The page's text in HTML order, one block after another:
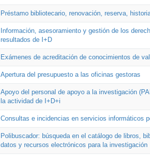
Préstamo bibliotecario, renovación, reserva,
Información, asesoramiento y gestión de los
resultados de I+D
Exámenes de acreditación de conocimientos de
Apertura del presupuesto a las oficinas gestoras
Apoyo del personal de apoyo a la investigación
la actividad de I+D+i
Consultas e incidencias en servicios informáticos
Polibuscador: búsqueda en el catálogo de libros,
datos y recursos electrónicos para la investigación